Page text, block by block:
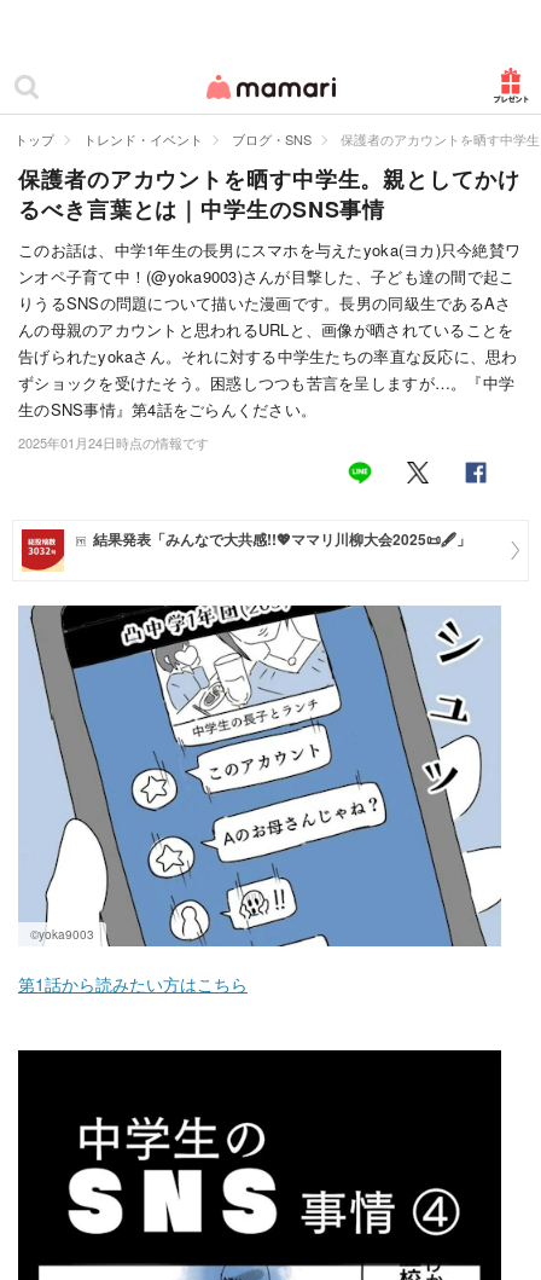
ママリ
カテゴリー一覧
妊娠
出産
赤ちゃん・育児
子育て・家族
病院
住まい
トレンド・イベント
トップ トレンド・イベント ブログ・SNS 保護者のアカウントを晒す中学
保護者のアカウントを晒す中学生。親としてかけ
るべき言葉とは｜中学生のSNS事情
このお話は、中学1年生の長男にスマホを与えたyoka(ヨカ)只今絶賛ワ
ンオペ子育て中！(@yoka9003)さんが目撃した、子ども達の間で起こ
りうるSNSの問題について描いた漫画です。長男の同級生であるAさ
んの母親のアカウントと思われるURLと、画像が晒されていることを
告げられたyokaさん。それに対する中学生たちの率直な反応に、思わ
ずショックを受けたそう。困惑しつつも苦言を呈しますが…。『中学
生のSNS事情』第4話をごらんください。
2025年01月24日時点の情報です
結果発表「みんなで大共感!!💖ママリ川柳大会2025📜🖋️」
©yoka9003
第1話から読みたい方はこちら